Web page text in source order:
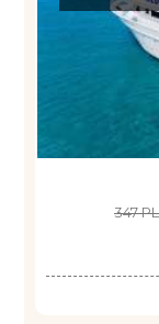
347